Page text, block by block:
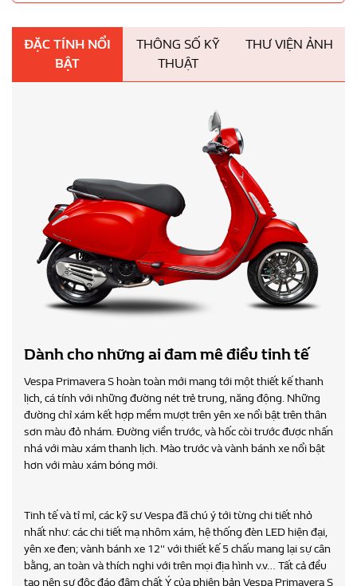
ĐẶC TÍNH NỔI
BẬT
THÔNG SỐ KỸ
THUẬT
THƯ VIỆN ẢNH
Dành cho những ai đam mê điều tinh tế
Vespa Primavera S hoàn toàn mới mang tới một thiết kế thanh
lịch, cá tính với những đường nét trẻ trung, năng động. Những
đường chỉ xám kết hợp mềm mượt trên yên xe nổi bật trên thân
sơn màu đỏ nhám. Đường viền trước, và hốc còi trước được nhấn
nhá với màu xám thanh lịch. Mào trước và vành bánh xe nổi bật
hơn với màu xám bóng mới.
Tinh tế và tỉ mỉ, các kỹ sư Vespa đã chú ý tới từng chi tiết nhỏ
nhất như: các chi tiết mạ nhôm xám, hệ thống đèn LED hiện đại,
yên xe đen; vành bánh xe 12" với thiết kế 5 chấu mang lại sự cân
bằng, an toàn và thích nghi với trên mọi địa hình v.v… Tất cả đều
tạo nên sự độc đáo đậm chất Ý của phiên bản Vespa Primavera S